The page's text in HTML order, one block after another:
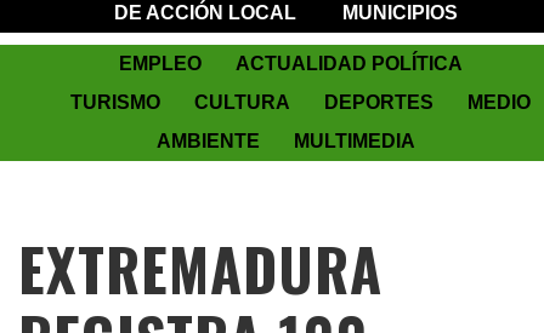
DE ACCIÓN LOCAL
MUNICIPIOS
EMPLEO
ACTUALIDAD POLÍTICA
TURISMO
CULTURA DEPORTES
MEDIO
AMBIENTE
MULTIMEDIA
EXTREMADURA